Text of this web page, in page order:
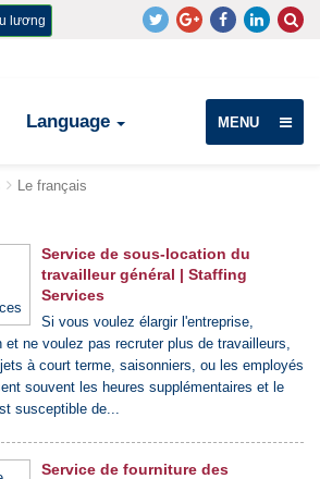
lương
Language MENU
Le français
Service de sous-location du
travailleur général | Staffing
Services
Si vous voulez élargir l'entreprise,
et ne voulez pas recruter plus de travailleurs,
à court terme, saisonniers, ou les employés
souvent les heures supplémentaires et le
susceptible de...
Service de fourniture des